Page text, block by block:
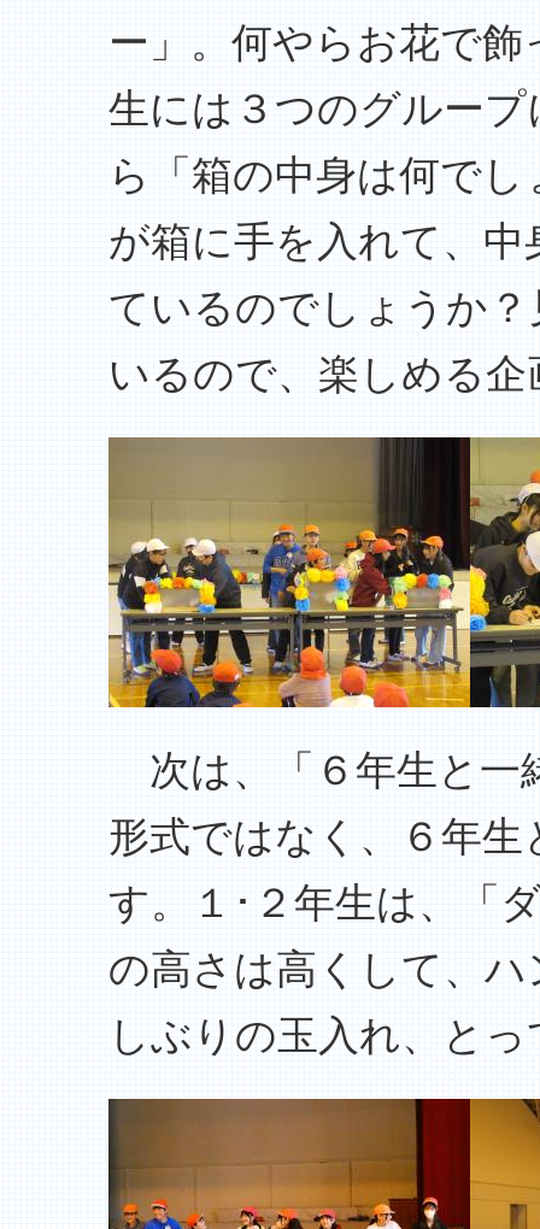
ー」。何やらお花で
生には３つのグルー
ら「箱の中身は何で
が箱に手を入れて、
ているのでしょうか
いるので、楽しめる
次は、「６年生と一
形式ではなく、６年
す。１･２年生は、「
の高さは高くして、
しぶりの玉入れ、と